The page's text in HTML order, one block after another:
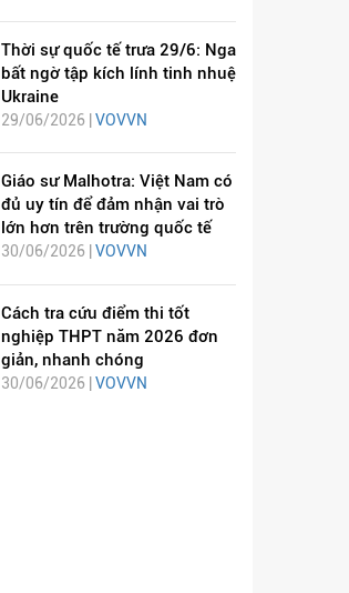
Thời sự quốc tế trưa 29/6: Nga
bất ngờ tập kích lính tinh nhuệ
Ukraine
29/06/2026 | VOVVN
Giáo sư Malhotra: Việt Nam có
đủ uy tín để đảm nhận vai trò
lớn hơn trên trường quốc tế
30/06/2026 | VOVVN
Cách tra cứu điểm thi tốt
nghiệp THPT năm 2026 đơn
giản, nhanh chóng
30/06/2026 | VOVVN